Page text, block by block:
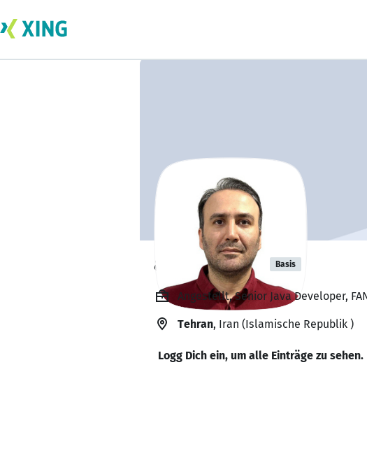
amir soofaly Basis
Angestellt, Senior Java Developer,
Tehran, Iran (Islamische Republik )
Logg Dich ein, um alle Einträge zu sehen.